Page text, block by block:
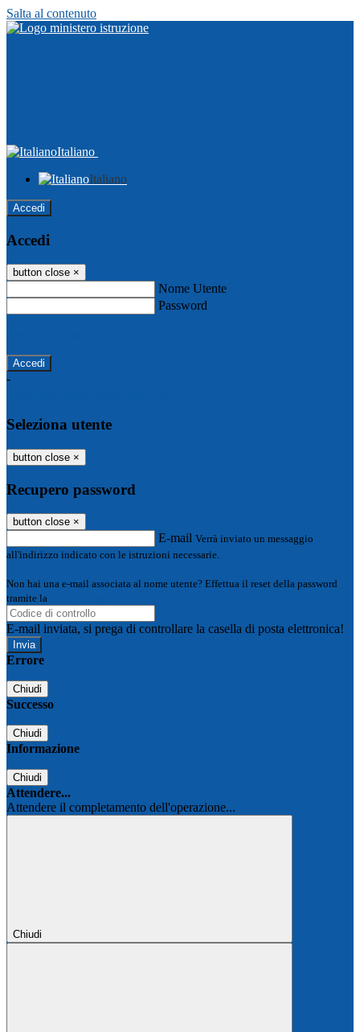
Salta al contenuto
Italiano
Italiano
Accedi
Accedi
button close ×
Nome Utente
Password
-
Seleziona utente
button close ×
Recupero password
button close ×
E-mail Verrà inviato un messaggio
all'indirizzo indicato con le istruzioni necessarie.
Non hai una e-mail associata al nome utente? Effettua il reset della password
tramite la
E-mail inviata, si prega di controllare la casella di posta elettronica!
Errore
Chiudi
Successo
Chiudi
Informazione
Chiudi
Attendere...
Attendere il completamento dell'operazione...
Chiudi